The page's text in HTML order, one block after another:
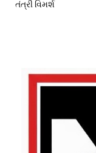
તંત્રી વિમર્શ